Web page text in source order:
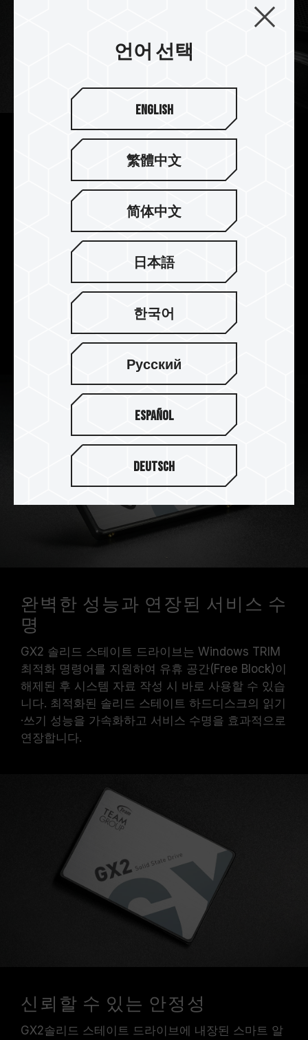
고효율 읽기/쓰기 성능은 더 적
은 비용으로 더 많은 것을 제공
합니다
GX2 솔리드 스테이트 드라이브는 보다 효율적인 데
이터 읽기/쓰기 성능, 낮은 전력 소비 및 조용한 작
동 경험을 제공합니다. 대부분의 PC에서 성능이 떨
어지는 문제는 CPU 성능이 좋지 않아서가 아니라
일반 하드 드라이브의 읽기 속도가 느리기 때문입니
다. GX2 솔리드 스테이트 드라이브로 업그레이드하
면 부팅/종료 시간이 빨라지고 멀티태스킹 성능이
향상되어 PC에 새 생명을 불어넣을 수 있습니다.
완벽한 성능과 연장된 서비스 수
명
GX2 솔리드 스테이트 드라이브는 Windows TRIM
최적화 명령어를 지원하여 유휴 공간(Free Block)이
해제된 후 시스템 자료 작성 시 바로 사용할 수 있습
니다. 최적화된 솔리드 스테이트 하드디스크의 읽기
·쓰기 성능을 가속화하고 서비스 수명을 효과적으로
연장합니다.
신뢰할 수 있는 안정성
GX2솔리드 스테이트 드라이브에 내장된 스마트 알
언어 선택
English
繁體中文
简体中文
日本語
한국어
Русский
Español
Deutsch